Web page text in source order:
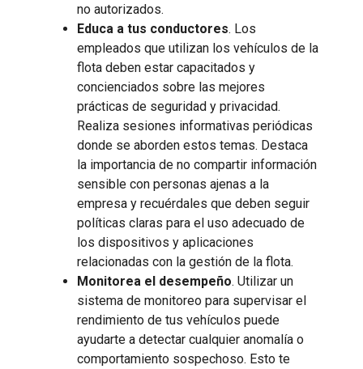
no autorizados.
Educa a tus conductores. Los
empleados que utilizan los vehículos de la
flota deben estar capacitados y
concienciados sobre las mejores
prácticas de seguridad y privacidad.
Realiza sesiones informativas periódicas
donde se aborden estos temas. Destaca
la importancia de no compartir información
sensible con personas ajenas a la
empresa y recuérdales que deben seguir
políticas claras para el uso adecuado de
los dispositivos y aplicaciones
relacionadas con la gestión de la flota.
Monitorea el desempeño. Utilizar un
sistema de monitoreo para supervisar el
rendimiento de tus vehículos puede
ayudarte a detectar cualquier anomalía o
comportamiento sospechoso. Esto te